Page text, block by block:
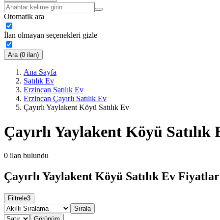
Otomatik ara
İlan olmayan seçenekleri gizle
Ara (0 ilan)
Ana Sayfa
Satılık Ev
Erzincan Satılık Ev
Erzincan Çayırlı Satılık Ev
Çayırlı Yaylakent Köyü Satılık Ev
Çayırlı Yaylakent Köyü Satılık
0 ilan bulundu
Çayırlı Yaylakent Köyü Satılık Ev
Filtrele3
Sırala